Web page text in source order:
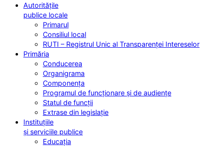
Autoritățile
publice locale
Primarul
Consiliul local
RUTI – Registrul Unic al Transparenței Intereselor
Primăria
Conducerea
Organigrama
Componența
Programul de funcționare și de audiențe
Statul de funcții
Extrase din legislație
Instituțiile
și serviciile publice
Educația